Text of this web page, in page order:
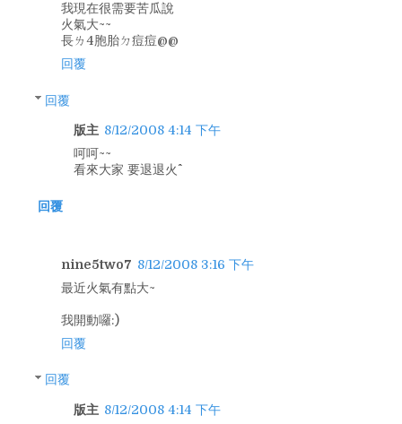
我現在很需要苦瓜說
火氣大~~
長ㄌ4胞胎ㄉ痘痘@@
回覆
回覆
版主 8/12/2008 4:14 下午
呵呵~~
看來大家 要退退火^^
回覆
nine5two7 8/12/2008 3:16 下午
最近火氣有點大~
我開動囉:)
回覆
回覆
版主 8/12/2008 4:14 下午